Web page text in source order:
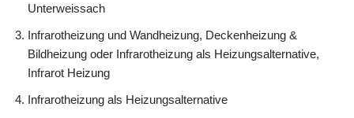
Unterweissach
Infrarotheizung und Wandheizung, Deckenheizung &
Bildheizung oder Infrarotheizung als Heizungsalternative,
Infrarot Heizung
Infrarotheizung als Heizungsalternative